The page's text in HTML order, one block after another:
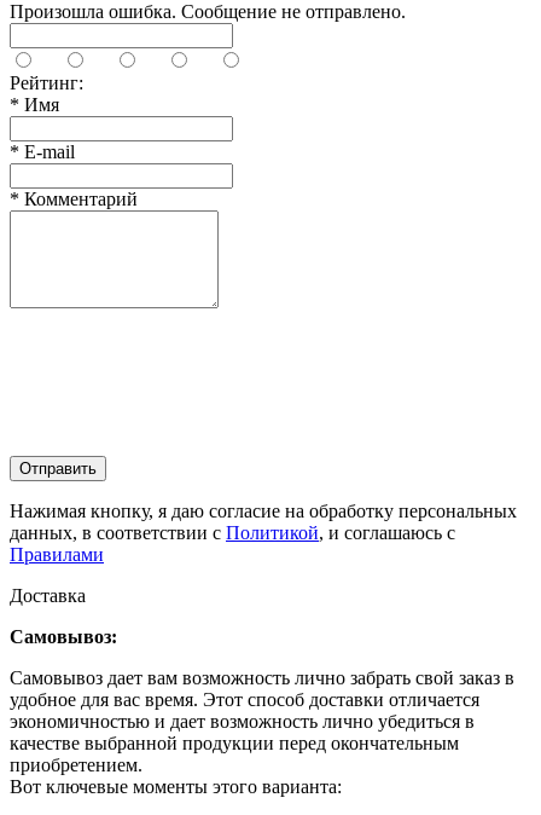
Произошла ошибка. Сообщение не отправлено.
Рейтинг:
* Имя
* E-mail
* Комментарий
Отправить
Нажимая кнопку, я даю согласие на обработку персональных
данных, в соответствии с Политикой, и соглашаюсь с
Правилами
Доставка
Самовывоз:
Самовывоз дает вам возможность лично забрать свой заказ в
удобное для вас время. Этот способ доставки отличается
экономичностью и дает возможность лично убедиться в
качестве выбранной продукции перед окончательным
приобретением.
Вот ключевые моменты этого варианта: